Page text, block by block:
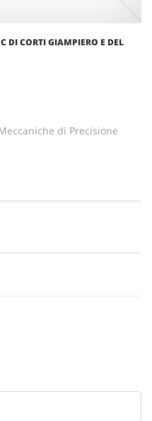
DI CORTI GIAMPIERO E DEL
di Precisione